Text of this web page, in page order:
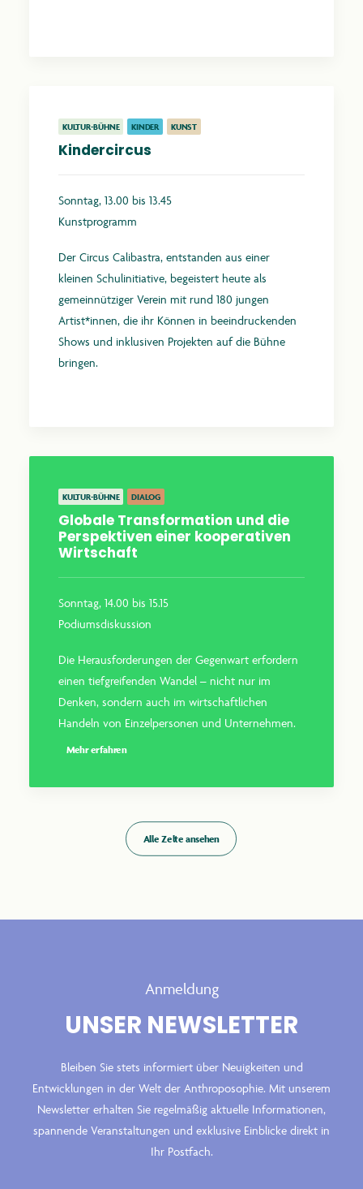
KULTUR-BÜHNE KINDER KUNST
Kindercircus
Sonntag, 13.00 bis 13.45
Kunstprogramm
Der Circus Calibastra, entstanden aus einer
kleinen Schulinitiative, begeistert heute als
gemeinnütziger Verein mit rund 180 jungen
Artist*innen, die ihr Können in beeindruckenden
Shows und inklusiven Projekten auf die Bühne
bringen.
KULTUR-BÜHNE DIALOG
Globale Transformation und die
Perspektiven einer kooperativen
Wirtschaft
Sonntag, 14.00 bis 15.15
Podiumsdiskussion
Die Herausforderungen der Gegenwart erfordern
einen tiefgreifenden Wandel – nicht nur im
Denken, sondern auch im wirtschaftlichen
Handeln von Einzelpersonen und Unternehmen.
Mehr erfahren
Alle Zelte ansehen
Anmeldung
UNSER NEWSLETTER
Bleiben Sie stets informiert über Neuigkeiten und
Entwicklungen in der Welt der Anthroposophie. Mit unserem
Newsletter erhalten Sie regelmäßig aktuelle Informationen,
spannende Veranstaltungen und exklusive Einblicke direkt in
Ihr Postfach.